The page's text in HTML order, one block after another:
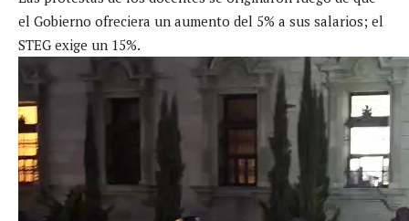
el Gobierno ofreciera un aumento del 5% a sus salarios; el
STEG exige un 15%.